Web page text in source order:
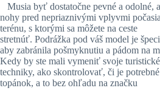
Musia byť dostatočne pevné a odolné,
nohy pred nepriaznivými vplyvmi
terénu, s ktorými sa môžete na ceste
stretnúť. Podrážka pod váš model je
aby zabránila pošmyknutiu a pádom na
Kedy by ste mali vymeniť svoje
techniky, ako skontrolovať, či je
topánok, a to bez ohľadu na značku